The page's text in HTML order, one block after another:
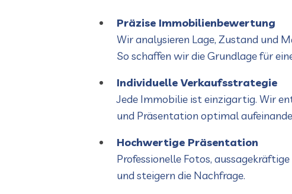
Präzise Immobilienbewertung
Wir analysieren Lage, Zustand und
So schaffen wir die Grundlage für
Individuelle Verkaufsstrategie
Jede Immobilie ist einzigartig. Wir
und Präsentation optimal
Hochwertige Präsentation
Professionelle Fotos,
und steigern die Nachfrage.